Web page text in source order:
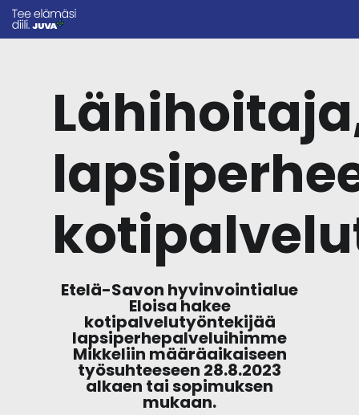
Etelä-Savon hyvinvointialue
Eloisa hakee
kotipalvelutyöntekijää
lapsiperhepalveluihimme
Mikkeliin määräaikaiseen
työsuhteeseen 28.8.2023
alkaen tai sopimuksen
mukaan.